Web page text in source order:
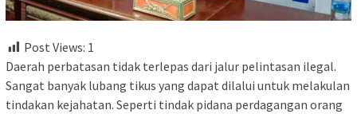
Post Views: 1
Daerah perbatasan tidak terlepas dari jalur pelintasan ilegal.
Sangat banyak lubang tikus yang dapat dilalui untuk melakulan
tindakan kejahatan. Seperti tindak pidana perdagangan orang